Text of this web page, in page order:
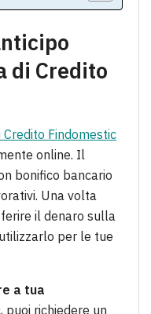
di Credito
Credito Findomestic
online. Il
bonifico bancario
Una volta
il denaro sulla
per le tue
a tua
puoi richiedere un